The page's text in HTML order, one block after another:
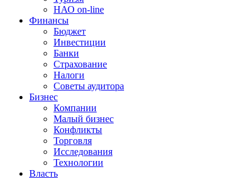
НАО on-line
Финансы
Бюджет
Инвестиции
Банки
Страхование
Налоги
Советы аудитора
Бизнес
Компании
Малый бизнес
Конфликты
Торговля
Исследования
Технологии
Власть